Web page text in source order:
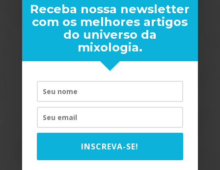
365 DRINQUES DO BRASIL
Receba nossa newsletter
com os melhores artigos
do universo da
mixologia.
INSCREVA-SE!